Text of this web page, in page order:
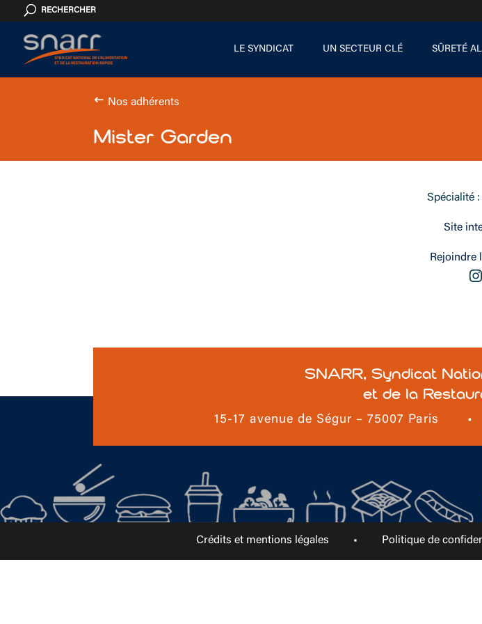
RECHERCHER
LE SYNDICAT UN SECTEUR CLÉ SÛRETÉ
Nos adhérents
Mister Garden
Spécialité :
Site
Rejoindre
SNARR, Syndicat
et de la
15-17 avenue de Ségur – 75007 Paris •
Crédits et mentions légales • Politique de
Cookies management panel